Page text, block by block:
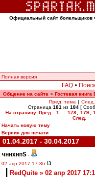
Официальный сайт болельщиков
Полная версия
FAQ • Поиск
Общение на сайте » Гостевая книга
Пред. тема |
Страница 181 из 184 [
На страницу Пред. 1 178 179
След.
Начать новую тему
Версия для печати
01.04.2017 - 30.04.2017
чннхнпS -
02 апр 2017 17:36
RedQuite » 02 апр 2017